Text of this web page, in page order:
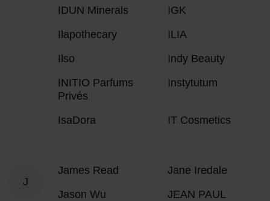
IDUN Minerals
IGK
Ilapothecary
ILIA
Ilso
Indy Beauty
INITIO Parfums
Privés
Instytutum
IsaDora IT Cosmetics
J
James Read
Jane Iredale
Jason Wu
JEAN PAUL